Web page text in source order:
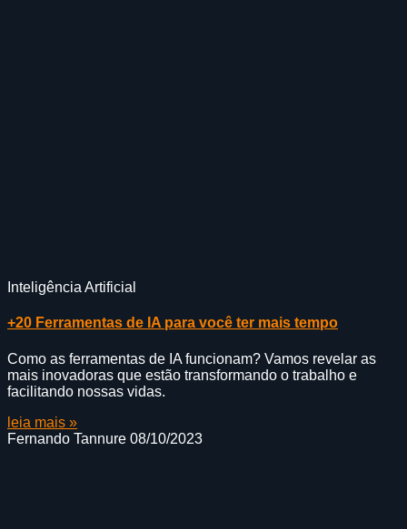
Inteligência Artificial
+20 Ferramentas de IA para você ter mais tempo
Como as ferramentas de IA funcionam? Vamos revelar as
mais inovadoras que estão transformando o trabalho e
facilitando nossas vidas.
leia mais »
Fernando Tannure 08/10/2023